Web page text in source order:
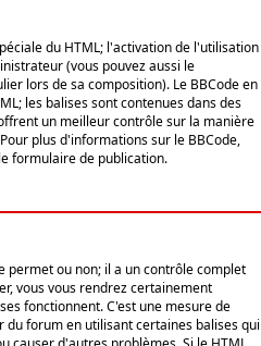
du HTML; l'activation de l'utilisation
(vous pouvez aussi le
lors de sa composition). Le BBCode en
les balises sont contenues dans des
un meilleur contrôle sur la manière
plus d'informations sur le BBCode,
formulaire de publication.
permet ou non; il a un contrôle complet
vous vous rendrez certainement
fonctionnent. C'est une mesure de
du forum en utilisant certaines balises qui